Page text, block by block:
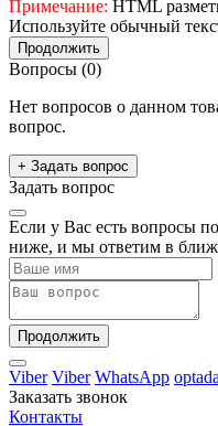
Примечание: HTML
Используйте обычный
Продолжить
Вопросы (0)
Нет вопросов о данном
вопрос.
+ Задать вопрос
Задать вопрос
Если у Вас есть вопросы
ниже, и мы ответим в
Продолжить
Viber Viber WhatsApp
Заказать звонок
Контакты